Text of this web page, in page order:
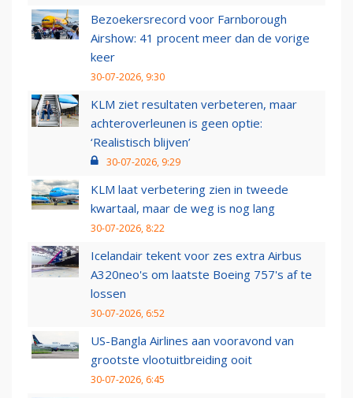
Bezoekersrecord voor Farnborough
Airshow: 41 procent meer dan de vorige
keer
30-07-2026, 9:30
KLM ziet resultaten verbeteren, maar
achteroverleunen is geen optie:
‘Realistisch blijven’
30-07-2026, 9:29
KLM laat verbetering zien in tweede
kwartaal, maar de weg is nog lang
30-07-2026, 8:22
Icelandair tekent voor zes extra Airbus
A320neo's om laatste Boeing 757's af te
lossen
30-07-2026, 6:52
US-Bangla Airlines aan vooravond van
grootste vlootuitbreiding ooit
30-07-2026, 6:45